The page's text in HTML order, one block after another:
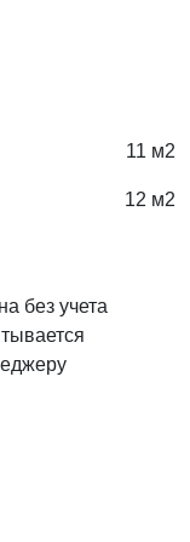
11 м2
12 м2
без учета